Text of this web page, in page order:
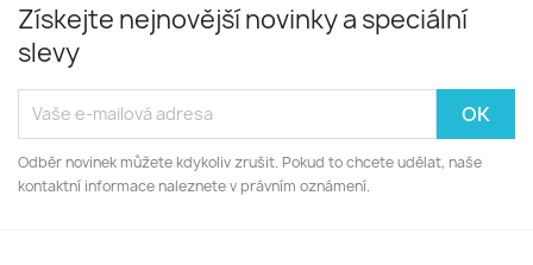
Získejte nejnovější novinky a speciální
slevy
Odběr novinek můžete kdykoliv zrušit. Pokud to chcete udělat, naše
kontaktní informace naleznete v právním oznámení.